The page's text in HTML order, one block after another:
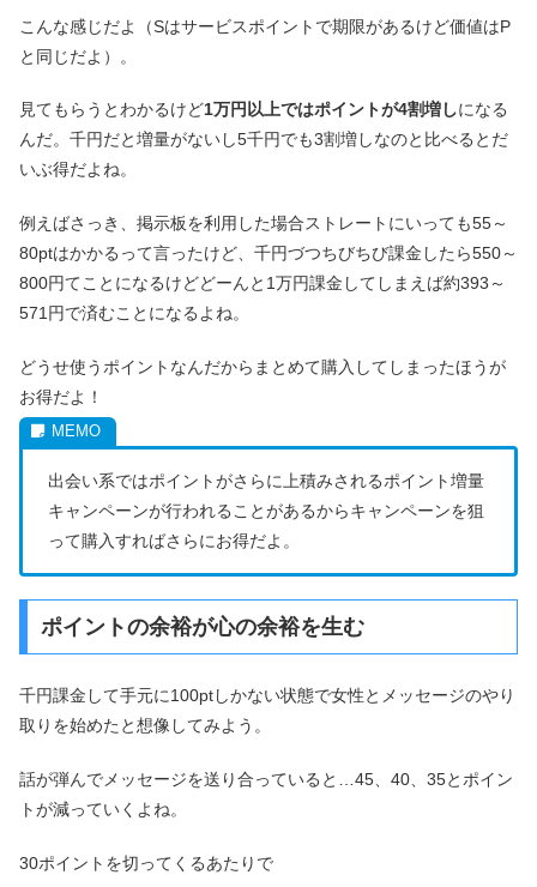
こんな感じだよ（Sはサービスポイントで期限があるけど価値はP
と同じだよ）。
見てもらうとわかるけど1万円以上ではポイントが4割増しになる
んだ。千円だと増量がないし5千円でも3割増しなのと比べるとだ
いぶ得だよね。
例えばさっき、掲示板を利用した場合ストレートにいっても55～
80ptはかかるって言ったけど、千円づつちびちび課金したら550～
800円てことになるけどどーんと1万円課金してしまえば約393～
571円で済むことになるよね。
どうせ使うポイントなんだからまとめて購入してしまったほうが
お得だよ！
出会い系ではポイントがさらに上積みされるポイント増量
キャンペーンが行われることがあるからキャンペーンを狙
って購入すればさらにお得だよ。
ポイントの余裕が心の余裕を生む
千円課金して手元に100ptしかない状態で女性とメッセージのやり
取りを始めたと想像してみよう。
話が弾んでメッセージを送り合っていると…45、40、35とポイン
トが減っていくよね。
30ポイントを切ってくるあたりで